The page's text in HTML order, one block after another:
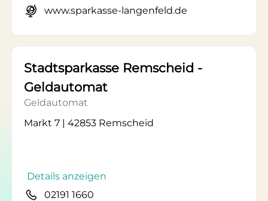
www.sparkasse-langenfeld.de
Stadtsparkasse Remscheid -
Geldautomat
Geldautomat
Markt 7 | 42853 Remscheid
Details anzeigen
02191 1660